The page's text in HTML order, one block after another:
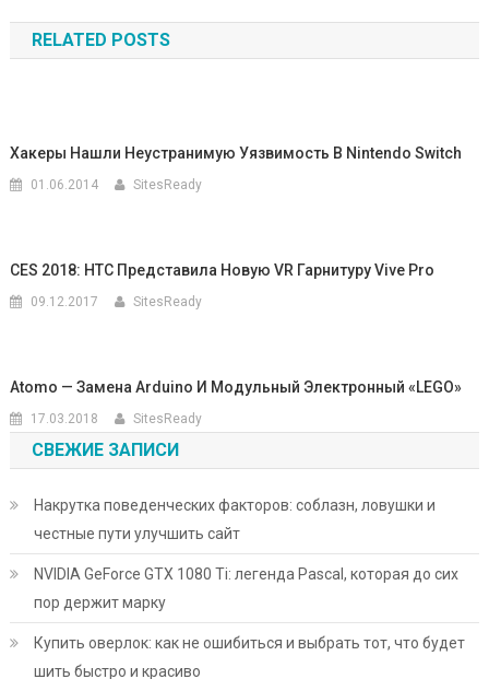
по
записям
RELATED POSTS
Хакеры Нашли Неустранимую Уязвимость В Nintendo Switch
01.06.2014 SitesReady
CES 2018: HTC Представила Новую VR Гарнитуру Vive Pro
09.12.2017 SitesReady
Atomo — Замена Arduino И Модульный Электронный «LEGO»
17.03.2018 SitesReady
СВЕЖИЕ ЗАПИСИ
Накрутка поведенческих факторов: соблазн, ловушки и
честные пути улучшить сайт
NVIDIA GeForce GTX 1080 Ti: легенда Pascal, которая до сих
пор держит марку
Купить оверлок: как не ошибиться и выбрать тот, что будет
шить быстро и красиво